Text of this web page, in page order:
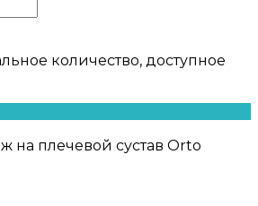
количество, доступное
на плечевой сустав Orto